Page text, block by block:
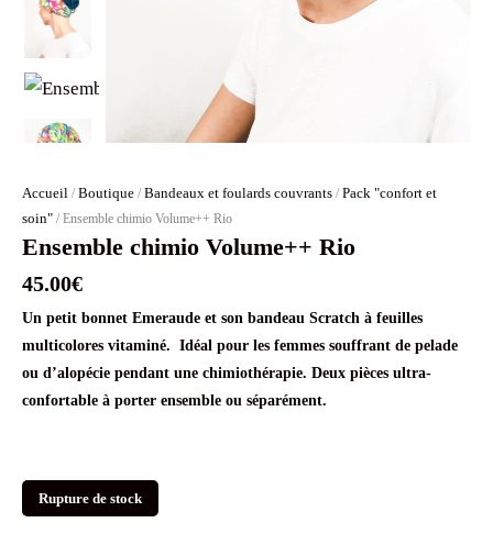
Accueil / Boutique / Bandeaux et foulards couvrants / Pack "confort et
soin" / Ensemble chimio Volume++ Rio
Ensemble chimio Volume++ Rio
45.00€
Un petit bonnet Emeraude et son bandeau Scratch à feuilles
multicolores vitaminé. Idéal pour les femmes souffrant de pelade
ou d’alopécie pendant une chimiothérapie. Deux pièces ultra-
confortable à porter ensemble ou séparément.
Rupture de stock